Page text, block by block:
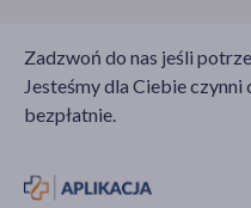
Zadzwoń do nas jeśli
Jesteśmy dla Ciebie czynni
bezpłatnie.